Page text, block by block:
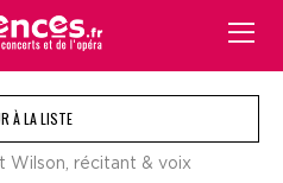
À LA LISTE
Wilson, récitant & voix